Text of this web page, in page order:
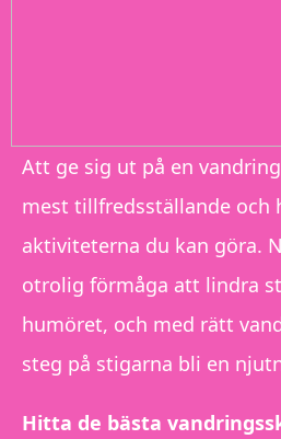
Att ge sig ut på en
mest tillfredsställande och
aktiviteterna du kan göra.
otrolig förmåga att lindra
humöret, och med rätt
steg på stigarna bli en
Hitta de bästa